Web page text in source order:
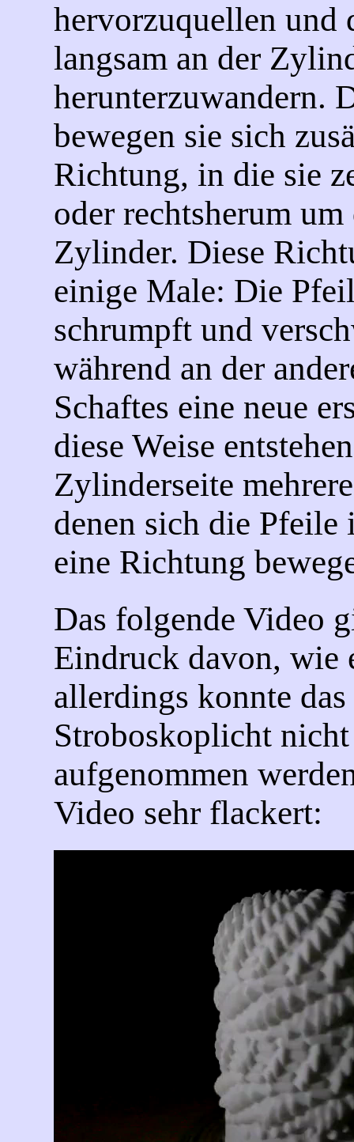
hervorzuquellen und
langsam an der
herunterzuwandern.
bewegen sie sich
Richtung, in die sie
oder rechtsherum um
Zylinder. Diese
einige Male: Die
schrumpft und
während an der
Schaftes eine neue
diese Weise
Zylinderseite
denen sich die Pfeile
eine Richtung
Das folgende Video
Eindruck davon, wie
allerdings konnte das
Stroboskoplicht
aufgenommen
Video sehr flackert: